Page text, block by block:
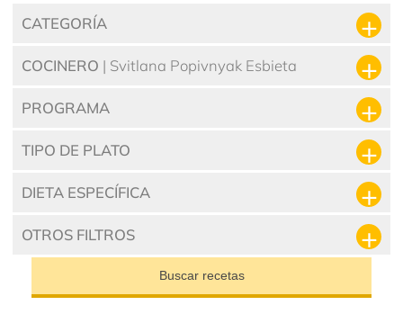
CATEGORÍA
COCINERO | Svitlana Popivnyak Esbieta
PROGRAMA
TIPO DE PLATO
DIETA ESPECÍFICA
OTROS FILTROS
Buscar recetas